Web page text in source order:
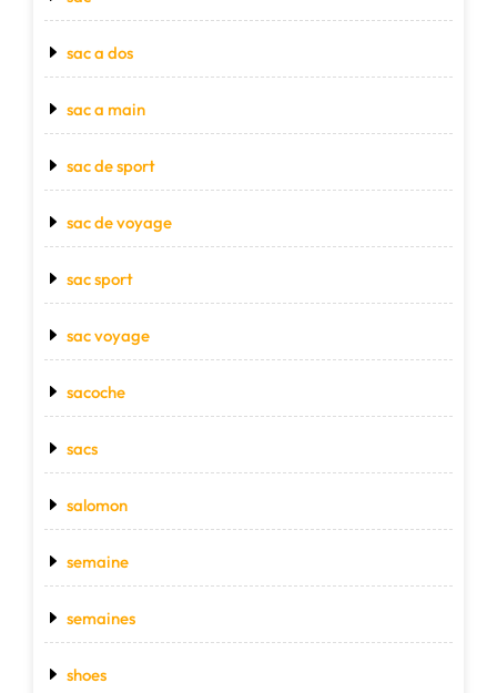
sac a dos
sac a main
sac de sport
sac de voyage
sac sport
sac voyage
sacoche
sacs
salomon
semaine
semaines
shoes